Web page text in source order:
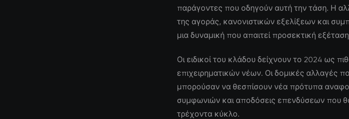
παράγοντες που οδηγούν αυτή την τάση. Η
της αγοράς, κανονιστικών εξελίξεων και
μια δυναμική που απαιτεί προσεκτική
Οι ειδικοί του κλάδου δείχνουν το 2024 ως
επιχειρηματικών νέων. Οι δομικές αλλαγές
μπορούσαν να θεσπίσουν νέα πρότυπα
συμφωνιών και αποδόσεις επενδύσεων που
τρέχοντα κύκλο.